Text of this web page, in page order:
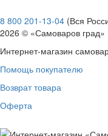
8 800 201-13-04 (Вся
2026 © «Самоваров град»
Интернет-магазин
Помощь покупателю
Возврат товара
Оферта